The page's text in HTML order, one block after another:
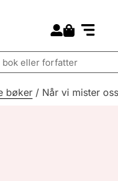
bøker / Når vi mister